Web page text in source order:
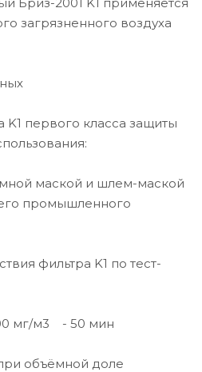
загрязненного воздуха
первого класса защиты
маской и шлем-маской
промышленного
фильтра K1 по тест-
мг/м3 - 50 мин
объёмной доле